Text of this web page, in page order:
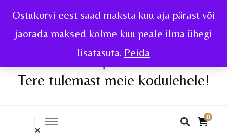
Ostukorvi eest saad maksta kuu aja pärast või
jaotada maksed kolme kuu peale ilma ühegi
lisatasuta. Peida
Tere tulemast meie kodulehele!
0